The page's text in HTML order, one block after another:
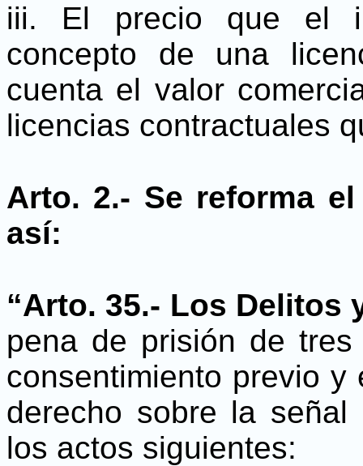
iii. El precio que el
concepto de una
cuenta el valor
licencias contractuales
Arto. 2.- Se reforma
así:
“Arto. 35.- Los Delitos
pena de prisión de
consentimiento previo
derecho sobre la
los actos siguientes: